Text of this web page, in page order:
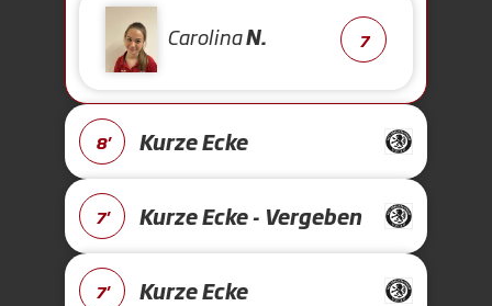
CarolinaN. 7
8' Kurze Ecke
7' Kurze Ecke - Vergeben
7' Kurze Ecke